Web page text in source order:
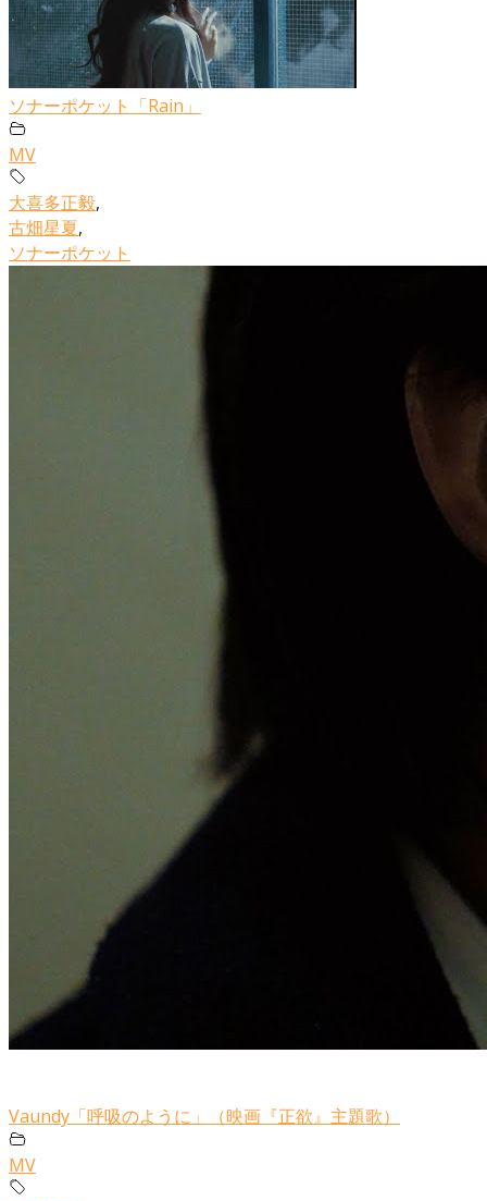
ソナーポケット「Rain」
MV
大喜多正毅,
古畑星夏,
ソナーポケット
Vaundy「呼吸のように」（映画『正欲』主題歌）
MV